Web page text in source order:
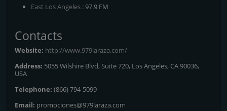
East Los Angeles : 97.9 FM
Contacts
Website: http://www.979laraza.com/
Address: 5055 Wilshire Blvd, Suite 720, Los Angeles, CA 90036,
USA
Telephone: (866) 794-5099
Email: promociones@979laraza.com